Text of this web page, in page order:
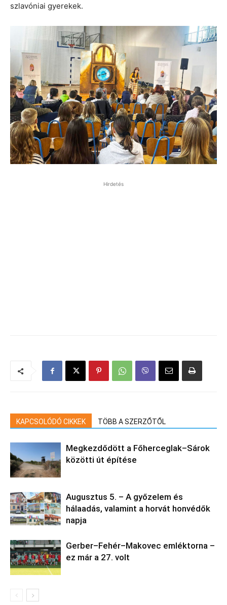
szlavóniai gyerekek.
Hirdetés
KAPCSOLÓDÓ CIKKEK TÖBB A SZERZŐTŐL
Megkezdődött a Főherceglak–Sárok
közötti út építése
Augusztus 5. – A győzelem és
hálaadás, valamint a horvát honvédők
napja
Gerber–Fehér–Makovec emléktorna –
ez már a 27. volt